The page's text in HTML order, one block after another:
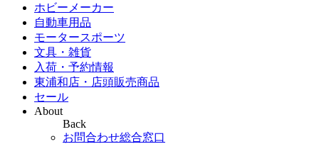
ホビーメーカー
自動車用品
モータースポーツ
文具・雑貨
入荷・予約情報
東浦和店・店頭販売商品
セール
About
Back
お問合わせ総合窓口